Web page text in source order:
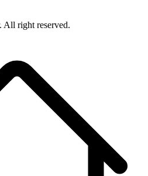
All right reserved.